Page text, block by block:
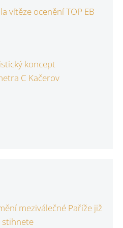
vítěze ocenění TOP EB
koncept
C Kačerov
meziválečné Paříže již
stihnete